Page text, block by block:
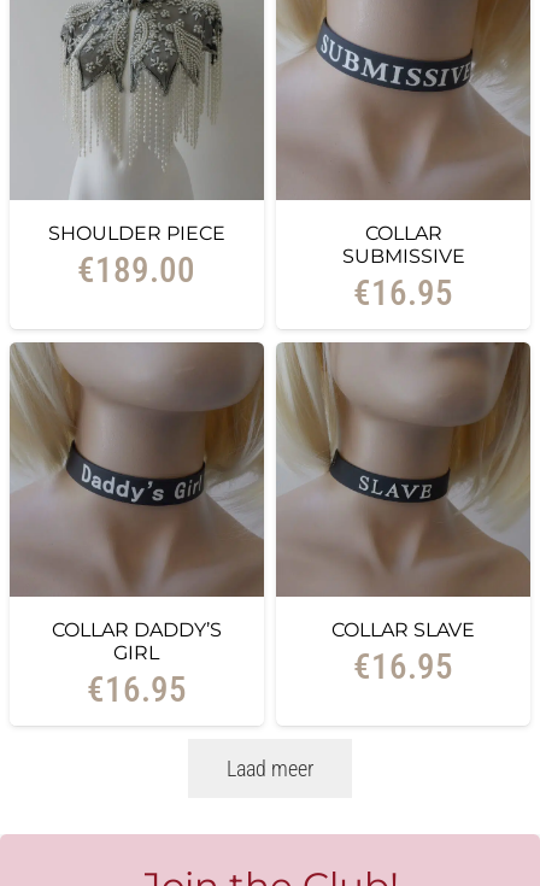
SHOULDER PIECE
€189.00
COLLAR
SUBMISSIVE
€16.95
COLLAR DADDY’S
GIRL
€16.95
COLLAR SLAVE
€16.95
Laad meer